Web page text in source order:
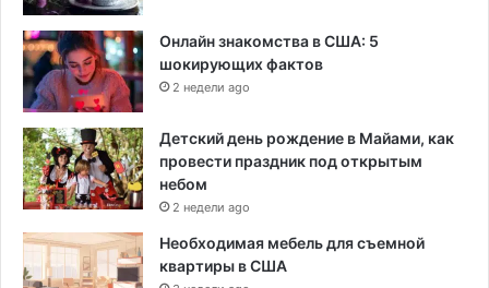
Онлайн знакомства в США: 5
шокирующих фактов
2 недели ago
Детский день рождение в Майами, как
провести праздник под открытым
небом
2 недели ago
Необходимая мебель для съемной
квартиры в США